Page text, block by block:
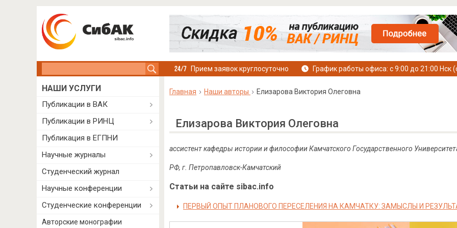
Прием заявок круглосуточно График работы офиса: с 9:00 до 21:00 Нск
Главная Наши авторы Елизарова Виктория Олеговна
Елизарова Виктория Олеговна
ассистент кафедры истории и философии Камчатского Государственного
РФ, г. Петропавловск-Камчатский
Статьи на сайте sibac.info
ПЕРВЫЙ ОПЫТ ПЛАНОВОГО ПЕРЕСЕЛЕНИЯ НА КАМЧАТКУ: ЗАМЫСЛЫ И
НАШИ УСЛУГИ
Публикации в ВАК
Публикации в РИНЦ
Публикация в ЕГПНИ
Научные журналы
Студенческий журнал
Научные конференции
Студенческие конференции
Авторские монографии